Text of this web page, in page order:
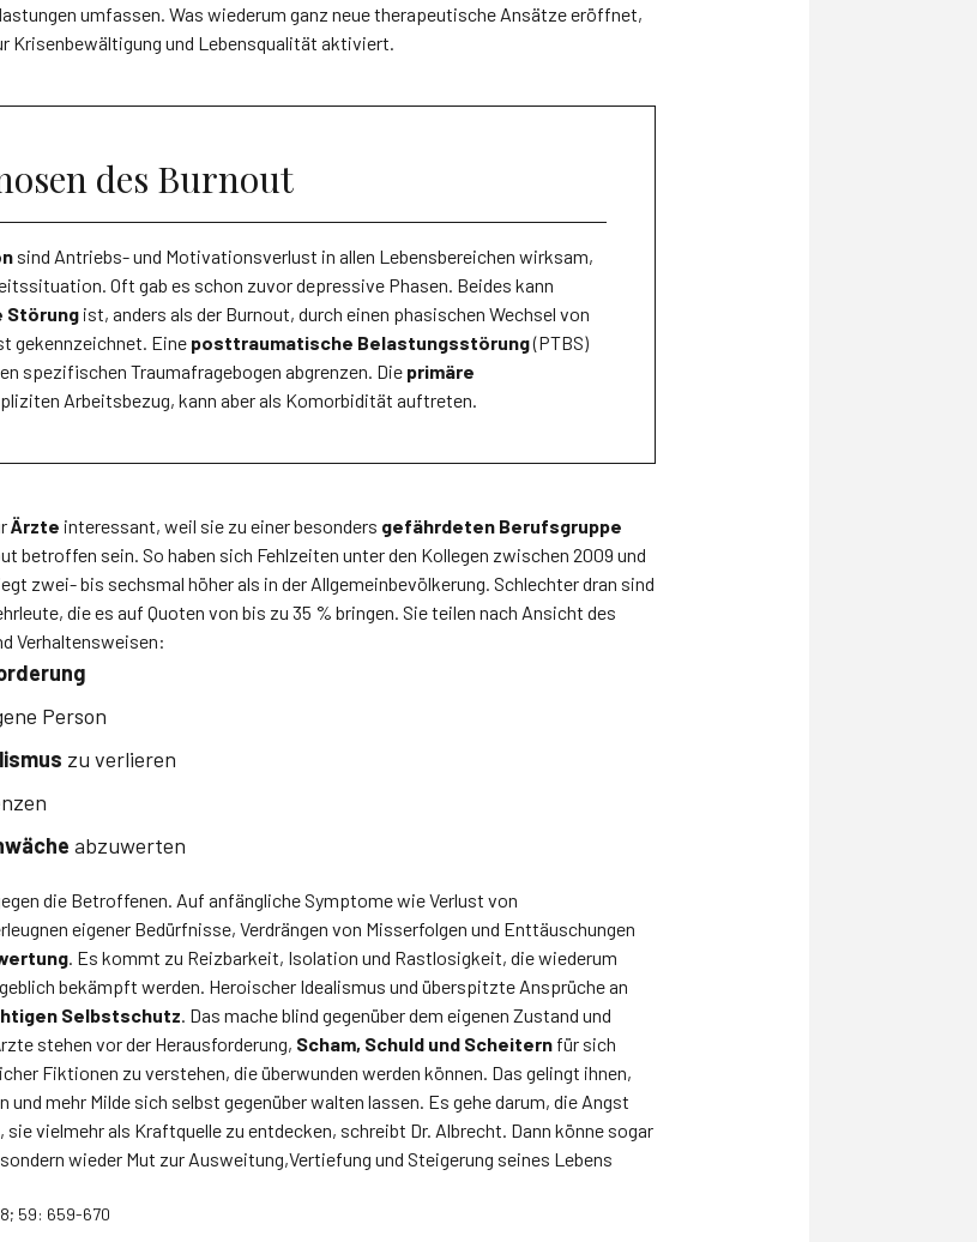
umfassen. Was wiederum ganz neue therapeutische Ansätze eröffnet,
Krisenbewältigung und Lebensqualität aktiviert.
des Burnout
sind Antriebs- und Motivationsverlust in allen Lebensbereichen wirksam,
Oft gab es schon zuvor depressive Phasen. Beides kann
Störung ist, anders als der Burnout, durch einen phasischen Wechsel von
gekennzeichnet. Eine posttraumatische Belastungsstörung(PTBS)
spezifischen Traumafragebogen abgrenzen. Die primäre
Arbeitsbezug, kann aber als Komorbidität auftreten.
Ärzte interessant, weil sie zu einer besonders gefährdeten Berufsgruppe
betroffen sein. So haben sich Fehlzeiten unter den Kollegen zwischen 2009 und
zwei- bis sechsmal höher als in der Allgemeinbevölkerung. Schlechter dran sind
die es auf Quoten von bis zu 35 % bringen. Sie teilen nach Ansicht des
Verhaltensweisen:
Person
zu verlieren
abzuwerten
die Betroffenen. Auf anfängliche Symptome wie Verlust von
eigener Bedürfnisse, Verdrängen von Misserfolgen und Enttäuschungen
. Es kommt zu Reizbarkeit, Isolation und Rastlosigkeit, die wiederum
bekämpft werden. Heroischer Idealismus und überspitzte Ansprüche an
Selbstschutz . Das mache blind gegenüber dem eigenen Zustand und
stehen vor der Herausforderung, Scham, Schuld und Scheitern für sich
Fiktionen zu verstehen, die überwunden werden können. Das gelingt ihnen,
mehr Milde sich selbst gegenüber walten lassen. Es gehe darum, die Angst
vielmehr als Kraftquelle zu entdecken, schreibt Dr. Albrecht. Dann könne sogar
wieder Mut zur Ausweitung,Vertiefung und Steigerung seines Lebens
59: 659-670